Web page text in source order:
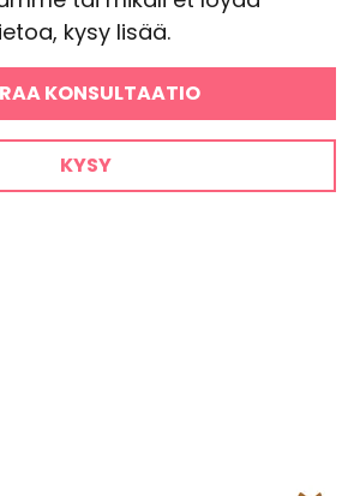
kysy lisää.
KONSULTAATIO
KYSY